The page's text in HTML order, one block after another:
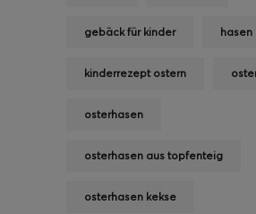
gebäck für kinder hasen
kinderrezept ostern
osterhasen
osterhasen aus topfenteig
osterhasen kekse